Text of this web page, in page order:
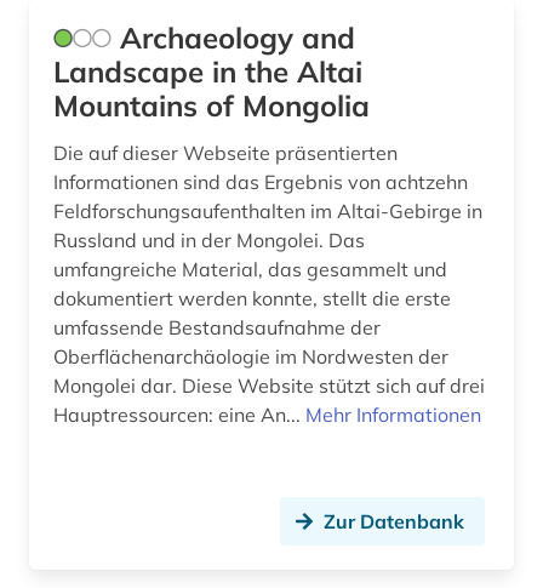
kolonial (1)
kolonialismus (1)
kolonie (1)
konservierung (3)
koptisch (2)
kriminologie (1)
kultur (5)
kulturanthropologie (2)
kulturdenkmal (1)
kulturgut (2)
Archaeology and
Landscape in the Altai
Mountains of Mongolia
Die auf dieser Webseite präsentierten
Informationen sind das Ergebnis von achtzehn
Feldforschungsaufenthalten im Altai-Gebirge in
Russland und in der Mongolei. Das
umfangreiche Material, das gesammelt und
dokumentiert werden konnte, stellt die erste
umfassende Bestandsaufnahme der
Oberflächenarchäologie im Nordwesten der
Mongolei dar. Diese Website stützt sich auf drei
Hauptressourcen: eine An... Mehr Informationen
Zur Datenbank